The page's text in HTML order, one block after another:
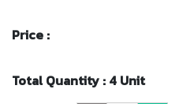
Price :
Total Quantity : 4 Unit